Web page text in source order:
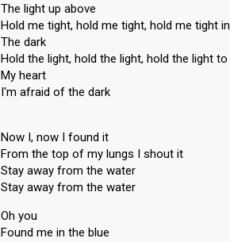
The light up above
Hold me tight, hold me tight, hold me tight in
The dark
Hold the light, hold the light, hold the light to
My heart
I'm afraid of the dark
Now I, now I found it
From the top of my lungs I shout it
Stay away from the water
Stay away from the water
Oh you
Found me in the blue